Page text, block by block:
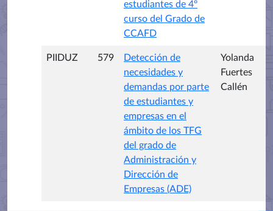
estudiantes de 4º
curso del Grado de
CCAFD
PIIDUZ 579
Detección de
necesidades y
demandas por parte
de estudiantes y
empresas en el
ámbito de los TFG
del grado de
Administración y
Dirección de
Empresas (ADE)
Yolanda
Fuertes
Callén